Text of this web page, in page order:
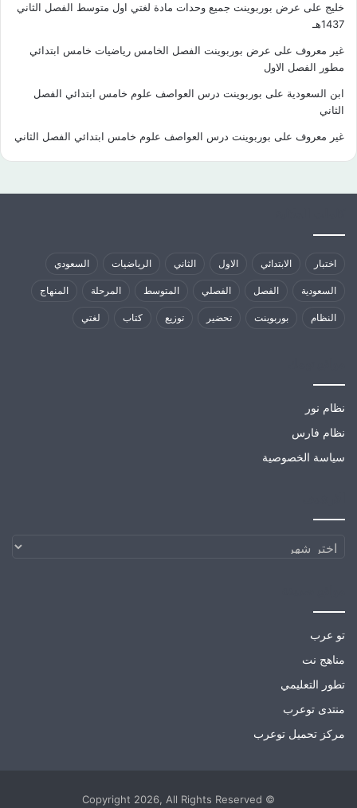
خليج على عرض بوربوينت جميع وحدات مادة لغتي اول متوسط الفصل الثاني
1437هـ
غير معروف على عرض بوربوينت الفصل الخامس رياضيات خامس ابتدائي
مطور الفصل الاول
ابن السعودية على بوربوينت درس العواصف علوم خامس ابتدائي الفصل
الثاني
غير معروف على بوربوينت درس العواصف علوم خامس ابتدائي الفصل الثاني
اختبار الابتدائي الاول الثاني الرياضيات السعودي
السعودية الفصل الفصلي المتوسط المرحلة المنهاج
النظام بوربوينت تحضير توزيع كتاب لغتي
نظام نور
نظام فارس
سياسة الخصوصية
الارشيف
تو عرب
مناهج نت
تطور التعليمي
منتدى توعرب
مركز تحميل توعرب
© Copyright 2026, All Rights Reserved